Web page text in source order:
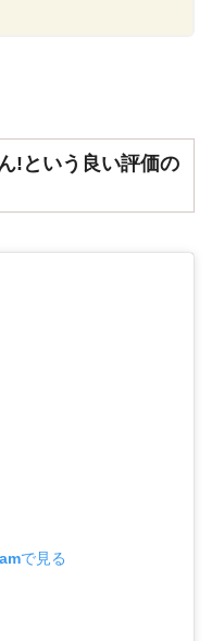
!という良い評価の
で見る